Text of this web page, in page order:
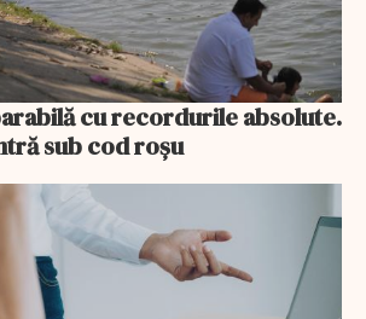
cu recordurile absolute.
sub cod roșu